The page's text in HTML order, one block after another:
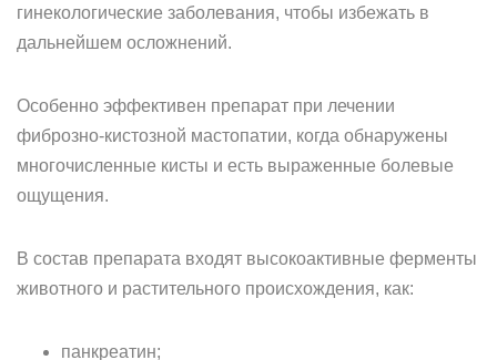
гинекологические заболевания, чтобы избежать в
дальнейшем осложнений.
Особенно эффективен препарат при лечении
фиброзно-кистозной мастопатии, когда обнаружены
многочисленные кисты и есть выраженные болевые
ощущения.
В состав препарата входят высокоактивные ферменты
животного и растительного происхождения, как:
панкреатин;